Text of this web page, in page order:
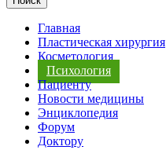
Главная
Пластическая хирургия
Косметология
Психология
Пациенту
Новости медицины
Энциклопедия
Форум
Доктору